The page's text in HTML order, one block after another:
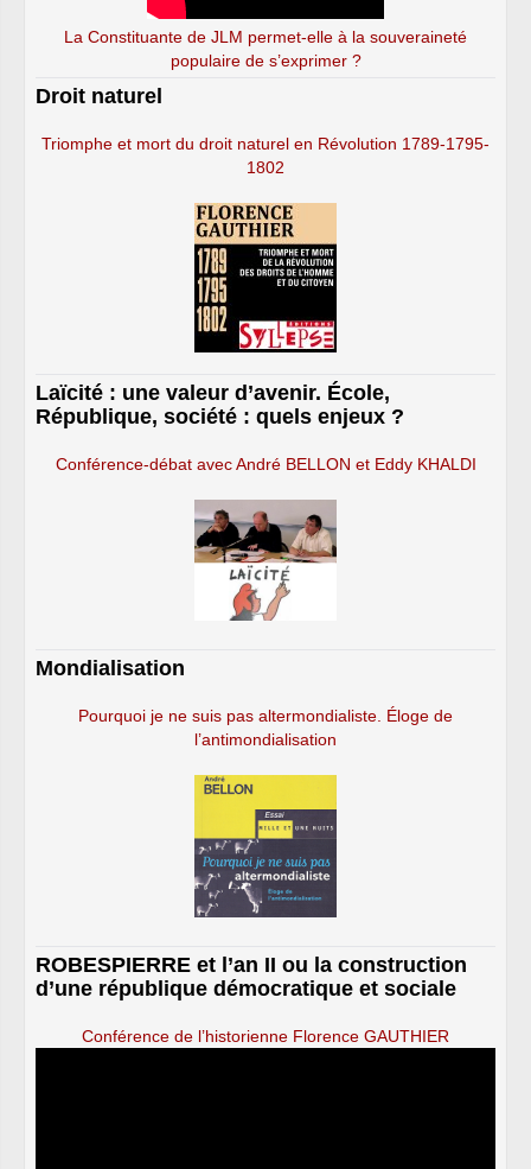
La Constituante de JLM permet-elle à la souveraineté
populaire de s’exprimer ?
Droit naturel
Triomphe et mort du droit naturel en Révolution 1789-1795-
1802
Laïcité : une valeur d’avenir. École,
République, société : quels enjeux ?
Conférence-débat avec André BELLON et Eddy KHALDI
Mondialisation
Pourquoi je ne suis pas altermondialiste. Éloge de
l’antimondialisation
ROBESPIERRE et l’an II ou la construction
d’une république démocratique et sociale
Conférence de l’historienne Florence GAUTHIER